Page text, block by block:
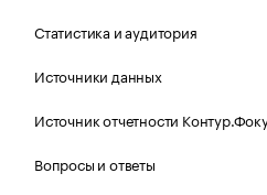
Статистика и аудитория
Источники данных
Источник отчетности
Вопросы и ответы